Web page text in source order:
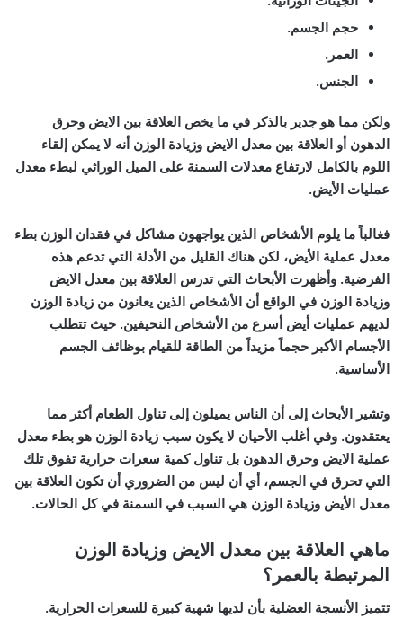
حجم الجسم.
العمر.
الجنس.
ولكن مما هو جدير بالذكر في ما يخص العلاقة بين الايض وحرق
الدهون أو العلاقة بين معدل الايض وزيادة الوزن أنه لا يمكن إلقاء
اللوم بالكامل لارتفاع معدلات السمنة على الميل الوراثي لبطء معدل
عمليات الأيض.
فغالباً ما يلوم الأشخاص الذين يواجهون مشاكل في فقدان الوزن بطء
معدل عملية الأيض، لكن هناك القليل من الأدلة التي تدعم هذه
الفرضية. وأظهرت الأبحاث التي تدرس العلاقة بين معدل الايض
وزيادة الوزن في الواقع أن الأشخاص الذين يعانون من زيادة الوزن
لديهم عمليات أيض أسرع من الأشخاص النحيفين. حيث تتطلب
الأجسام الأكبر حجماً مزيداً من الطاقة للقيام بوظائف الجسم
الأساسية.
وتشير الأبحاث إلى أن الناس يميلون إلى تناول الطعام أكثر مما
يعتقدون. وفي أغلب الأحيان لا يكون سبب زيادة الوزن هو بطء معدل
عملية الايض وحرق الدهون بل تناول كمية سعرات حرارية تفوق تلك
التي تحرق في الجسم، أي أن ليس من الضروري أن تكون العلاقة بين
معدل الأيض وزيادة الوزن هي السبب في السمنة في كل الحالات.
ماهي العلاقة بين معدل الايض وزيادة الوزن
المرتبطة بالعمر؟
تتميز الأنسجة العضلية بأن لديها شهية كبيرة للسعرات الحرارية.